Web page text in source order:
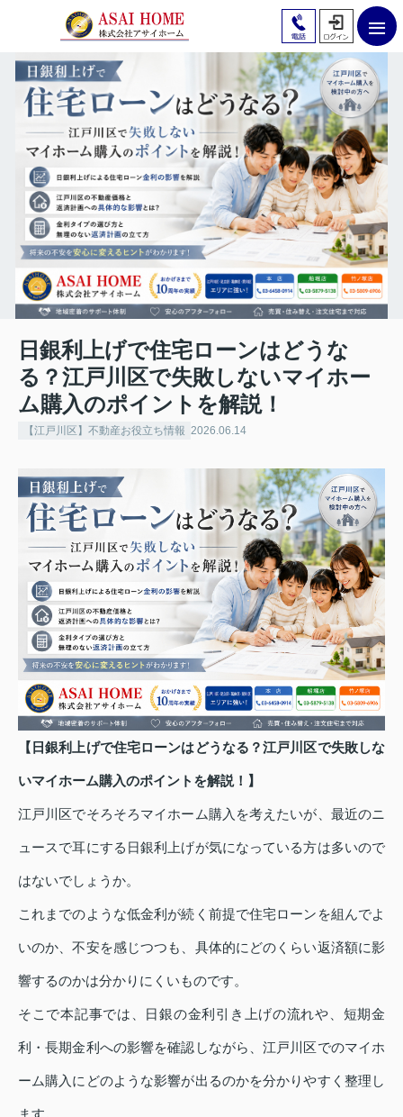
日銀利上げで住宅ローンはどうな
る？江戸川区で失敗しないマイホー
ム購入のポイントを解説！
【江戸川区】不動産お役立ち情報 2026.06.14
【日銀利上げで住宅ローンはどうなる？江戸川区で失敗しな
いマイホーム購入のポイントを解説！】
江戸川区でそろそろマイホーム購入を考えたいが、最近のニ
ュースで耳にする日銀利上げが気になっている方は多いので
はないでしょうか。
これまでのような低金利が続く前提で住宅ローンを組んでよ
いのか、不安を感じつつも、具体的にどのくらい返済額に影
響するのかは分かりにくいものです。
そこで本記事では、日銀の金利引き上げの流れや、短期金
利・長期金利への影響を確認しながら、江戸川区でのマイホ
ーム購入にどのような影響が出るのかを分かりやすく整理し